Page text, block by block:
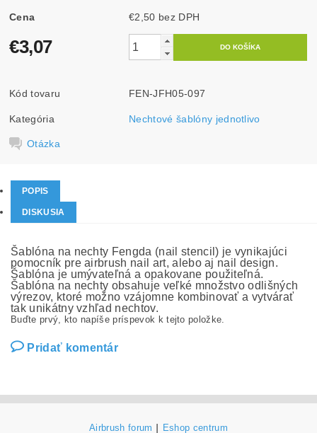
Cena €2,50 bez DPH
€3,07
Kód tovaru FEN-JFH05-097
Kategória Nechtové šablóny jednotlivo
Otázka
POPIS
DISKUSIA
Šablóna na nechty Fengda (nail stencil) je vynikajúci
pomocník pre airbrush nail art, alebo aj nail design.
Šablóna je umývateľná a opakovane použiteľná.
Šablóna na nechty obsahuje veľké množstvo odlišných
výrezov, ktoré možno vzájomne kombinovať a vytvárať
tak unikátny vzhľad nechtov.
Buďte prvý, kto napíše príspevok k tejto položke.
Pridať komentár
Airbrush forum Eshop centrum